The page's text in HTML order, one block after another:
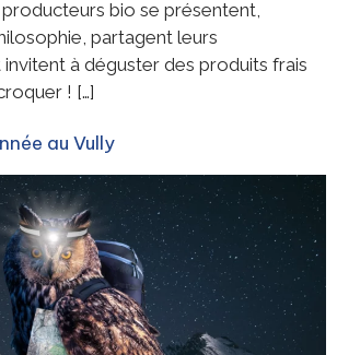
bio se présentent,
partagent leurs
à déguster des produits frais
! […]
au Vully